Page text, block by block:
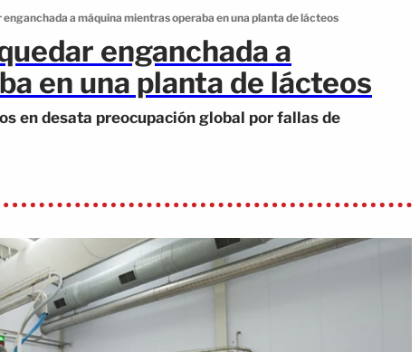
a máquina mientras operaba en una planta de lácteos
enganchada a
en una planta de lácteos
en desata preocupación global por fallas de